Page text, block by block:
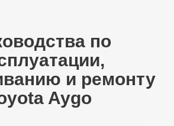
по
и ремонту
Aygo